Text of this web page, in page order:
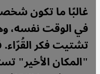
غالبًا ما تكون
في الوقت نفسه،
تشتيت فكر القُرّاء.
"المكان الأخير"